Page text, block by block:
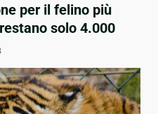
per il felino più
solo 4.000